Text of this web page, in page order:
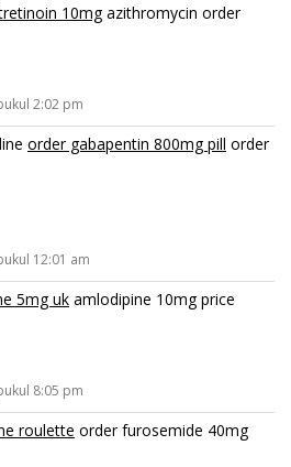
10mgazithromycin order
2:02 pm
order gabapentin 800mg pill order
12:01 am
5mg uk amlodipine 10mg price
8:05 pm
roulette order furosemide 40mg